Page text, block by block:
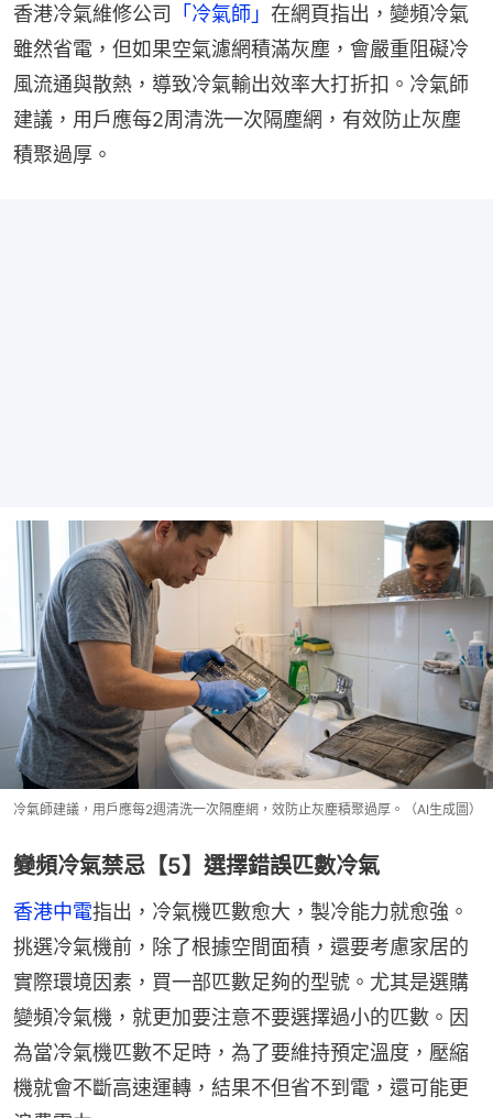
香港冷氣維修公司 「冷氣師」 在網頁指出，變頻冷氣
雖然省電，但如果空氣濾網積滿灰塵，會嚴重阻礙冷
風流通與散熱，導致冷氣輸出效率大打折扣。冷氣師
建議，用戶應每2周清洗一次隔塵網，有效防止灰塵
積聚過厚。
冷氣師建議，用戶應每2週清洗一次隔塵網，效防止灰塵積聚過厚。（AI生成圖）
變頻冷氣禁忌【5】選擇錯誤匹數冷氣
香港中電指出，冷氣機匹數愈大，製冷能力就愈強。
挑選冷氣機前，除了根據空間面積，還要考慮家居的
實際環境因素，買一部匹數足夠的型號。尤其是選購
變頻冷氣機，就更加要注意不要選擇過小的匹數。因
為當冷氣機匹數不足時，為了要維持預定溫度，壓縮
機就會不斷高速運轉，結果不但省不到電，還可能更